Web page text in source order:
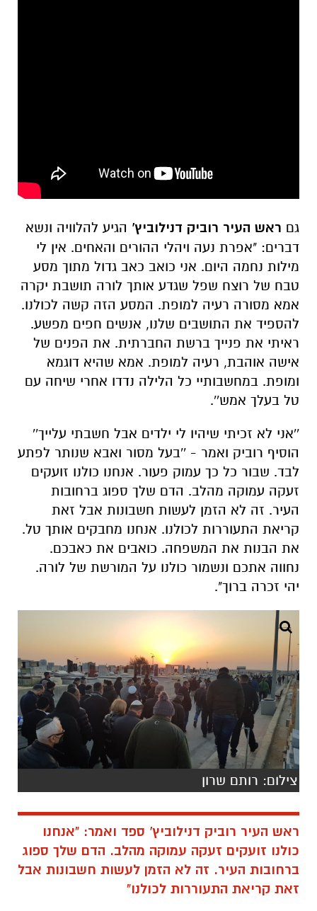
גם ראש העיר רוביק דנילוביץ' הגיע להלוויה ונשא
דברים: "אפרת נעה ויהלי ההורים והאחים. אין לי
מילות נחמה היום. אני כואב כאב גדול מתוך מסע
טבח של רוצח שפל שגדע אותך לורה תושבת יקרה
אמא מסורה רעיה למופת. המסע הזה קשה לכולנו.
להספיד את התושבים שלנו, אנשים חפים מפשע.
ראיתי את פנייך ברשת החברתית. את הפנים של
אישה אוהבת, רעיה למופת. אמא שהיא דוגמא
ומופת. במחשבותיי כל הלילה נדדו אחרי שיחה עם
טל בעלך אמש''.
''אני לא זכיתי שיהיו לי ילדים אבל חשבתי עלייך''
הוסיף רוביק ואמר - ''בעל מסור ואבא שנותר לפתע
לבד. שבור כל כך עמוק פעור. אנחנו כולנו זועקים
זעקה עמוקה מהלב. הדם שלך ספוג ברחובות
העיר. זה לא הזמן לעשות חשבונות אבל זאת
קריאת התעוררות לכולנו. אנחנו מחבקים אותך טל.
את הבנות את המשפחה. כואבים את כאבכם.
נחווה אתכם ונשמור כולנו על המורשת של לורה.
יהי זכרה ברוך".
צילום: רותם שרון
ראש העיר רוביק דנילוביץ' ספד ואמר: "אנחנו
כולנו זועקים זעקה עמוקה מהלב. הדם שלך ספוג
ברחובות העיר. זה לא הזמן לעשות חשבונות אבל
זאת קריאת התעוררות לכולנו"